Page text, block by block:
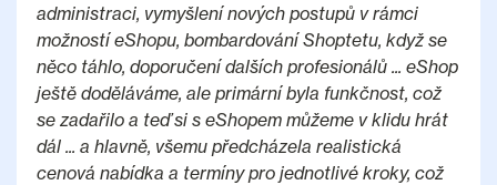
administraci, vymyšlení nových postupů v rámci
možností eShopu, bombardování Shoptetu, když se
něco táhlo, doporučení dalších profesionálů ... eShop
ještě doděláváme, ale primární byla funkčnost, což
se zadařilo a teď si s eShopem můžeme v klidu hrát
dál ... a hlavně, všemu předcházela realistická
cenová nabídka a termíny pro jednotlivé kroky, což